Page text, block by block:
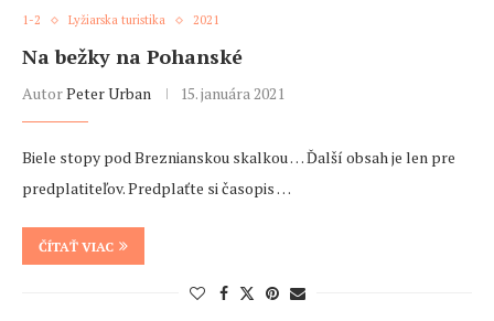
1-2 Lyžiarska turistika 2021
Na bežky na Pohanské
AutorPeter Urban 15. januára 2021
Biele stopy pod Breznianskou skalkou … Ďalší obsah je len pre
predplatiteľov. Predplaťte si časopis …
ČÍTAŤ VIAC